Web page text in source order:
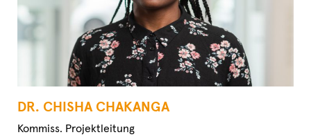
DR. CHISHA CHAKANGA
Kommiss. Projektleitung